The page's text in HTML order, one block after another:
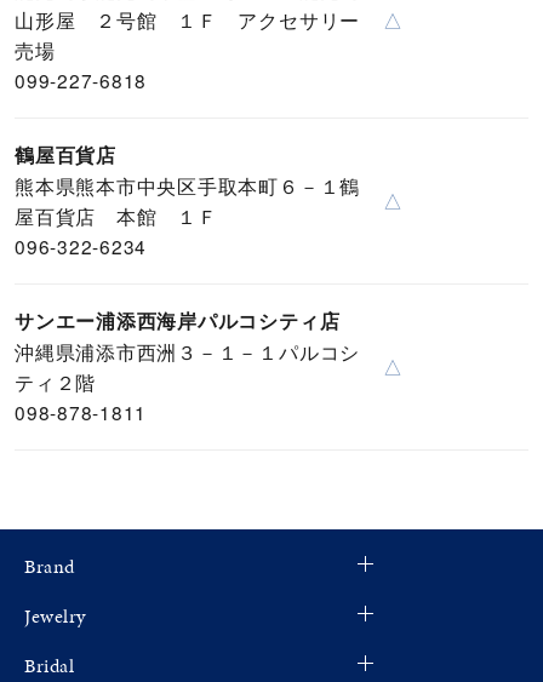
山形屋 ２号館 １Ｆ アクセサリー
売場
099-227-6818
△
鶴屋百貨店
熊本県熊本市中央区手取本町６－１鶴
屋百貨店 本館 １Ｆ
096-322-6234
△
サンエー浦添西海岸パルコシティ店
沖縄県浦添市西洲３－１－１パルコシ
ティ２階
098-878-1811
△
Brand
Jewelry
Bridal